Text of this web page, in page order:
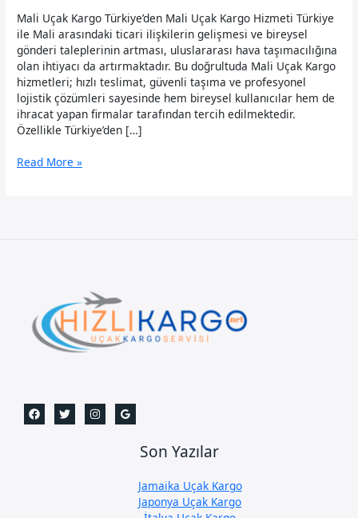
Mali Uçak Kargo Türkiye’den Mali Uçak Kargo Hizmeti Türkiye
ile Mali arasındaki ticari ilişkilerin gelişmesi ve bireysel
gönderi taleplerinin artması, uluslararası hava taşımacılığına
olan ihtiyacı da artırmaktadır. Bu doğrultuda Mali Uçak Kargo
hizmetleri; hızlı teslimat, güvenli taşıma ve profesyonel
lojistik çözümleri sayesinde hem bireysel kullanıcılar hem de
ihracat yapan firmalar tarafından tercih edilmektedir.
Özellikle Türkiye’den […]
Mali
Read More »
Son Yazılar
Jamaika Uçak Kargo
Japonya Uçak Kargo